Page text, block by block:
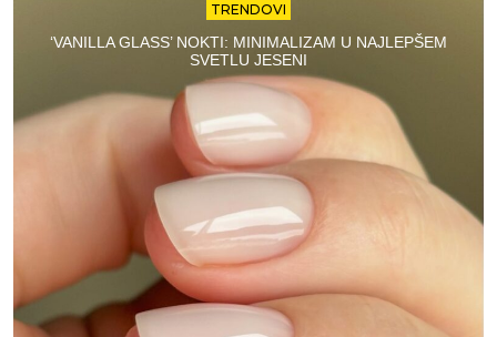
TRENDOVI
‘VANILLA GLASS’ NOKTI: MINIMALIZAM U NAJLEPŠEM
SVETLU JESENI